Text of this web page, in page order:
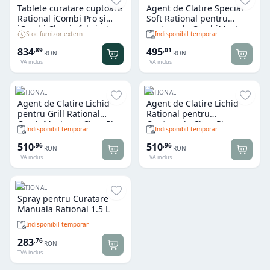
Tablete curatare cuptoare
Rational iCombi Pro și
iCombi Classic fabricate
dupa anul 2019 (150 buc)
Stoc furnizor extern
834,89 RON
TVA inclus
Agent de Clatire Special
Soft Rational pentru
cuptoarele CombiMaster
si ClimaPlus Combi 10 L
Indisponibil temporar
495,01 RON
TVA inclus
RATIONAL
Agent de Clatire Lichid
pentru Grill Rational
CombiMaster si ClimaPlus
Combi 10 L
Indisponibil temporar
510,96 RON
TVA inclus
RATIONAL
Agent de Clatire Lichid
Rational pentru
Cuptoarele ClimaPlus
Combi cu CleanJet 10 L
Indisponibil temporar
510,96 RON
TVA inclus
RATIONAL
Spray pentru Curatare
Manuala Rational 1.5 L
Indisponibil temporar
283,76 RON
TVA inclus